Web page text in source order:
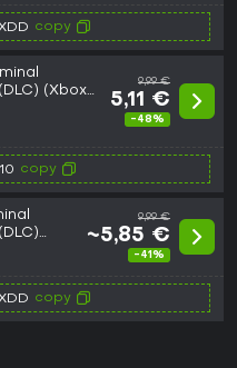
copy
(Xbox
9,99 €
5,11 €
-48%
copy
9,99 €
~5,85 €
-41%
copy